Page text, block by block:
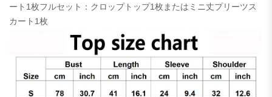
ート1枚フルセット：クロップトップ1枚またはミニ丈プリーツス
カート1枚